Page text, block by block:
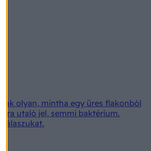
olyan, mintha egy üres flakonból
utaló jel, semmi baktérium.